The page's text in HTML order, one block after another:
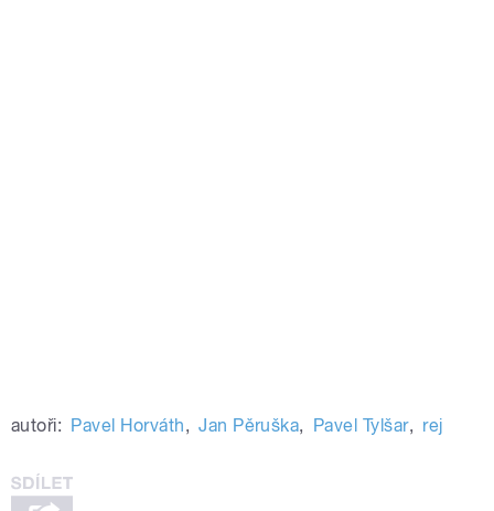
autoři: Pavel Horváth, Jan Pěruška, Pavel Tylšar, rej